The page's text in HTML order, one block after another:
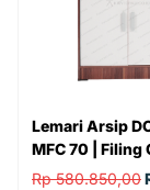
Lemari Arsip
MFC 70 | Filing
Rp 580.850,00